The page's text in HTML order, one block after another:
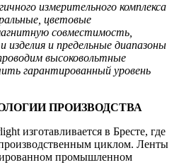
измерительного комплекса
цветовые
совместимость,
и предельные диапазоны
высоковольтные
гарантированный уровень
ПРОИЗВОДСТВА
изготавливается в Бресте, где
циклом. Ленты
промышленном